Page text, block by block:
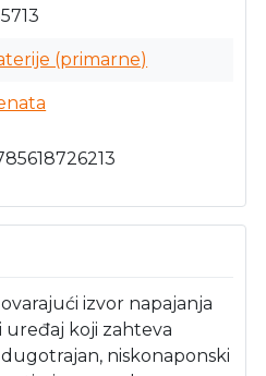
(primarne)
izvor napajanja
uređaj koji zahteva
niskonaponski